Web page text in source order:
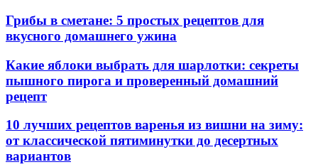
Грибы в сметане: 5 простых рецептов для
вкусного домашнего ужина
Какие яблоки выбрать для шарлотки: секреты
пышного пирога и проверенный домашний
рецепт
10 лучших рецептов варенья из вишни на зиму:
от классической пятиминутки до десертных
вариантов